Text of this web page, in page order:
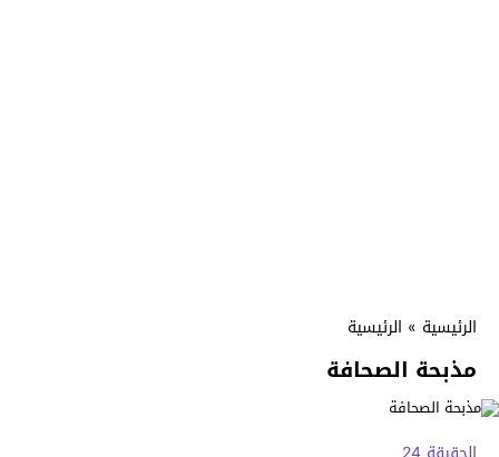
الرئيسية » الرئيسية
مذبحة الصحافة